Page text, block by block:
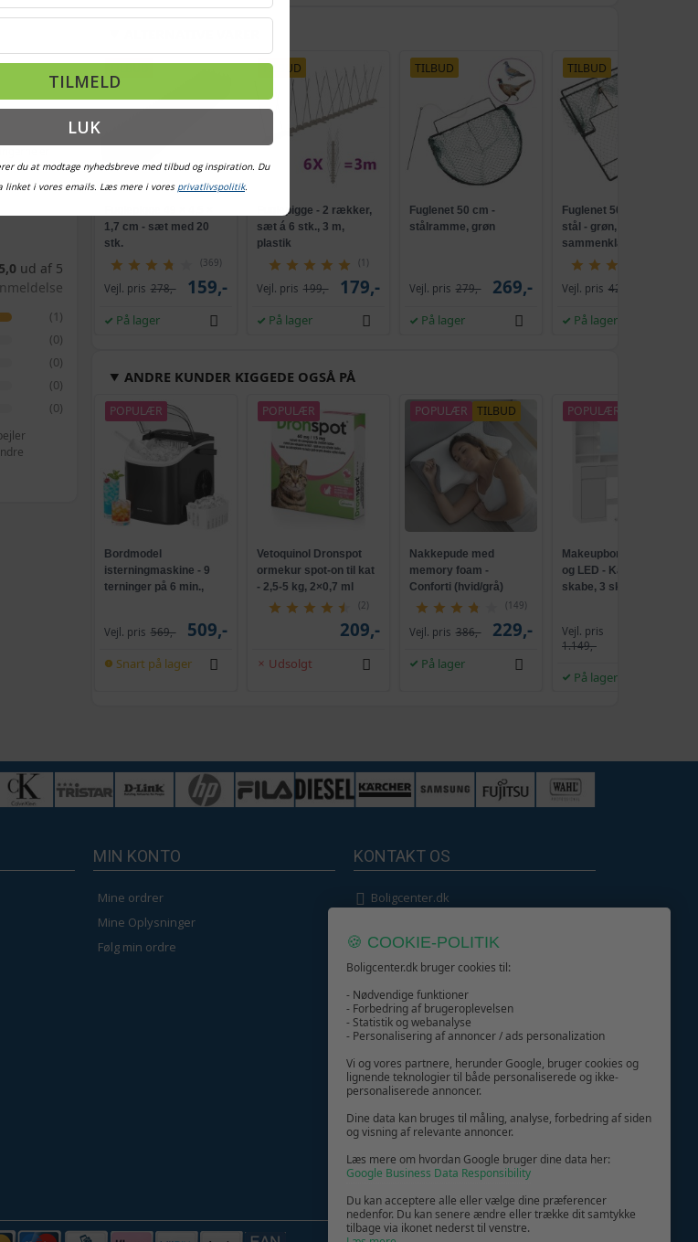
er
5,0 ud af 5
(1)
(0)
(0)
(0)
(0)
TILBUD
1,7 cm - sæt med 20
stk.
(369)
Vejl. pris 278,- 159,-
På lager
TILBUD
Fuglepigge - 2 rækker,
sæt á 6 stk., 3 m,
plastik
(1)
Vejl. pris 199,- 179,-
På lager
TILBUD
Fuglenet 50 cm -
stålramme, grøn
Vejl. pris 279,- 269,-
På lager
TILBUD
Fuglenet 50 × 40 cm i
stål - grøn,
sammenklappelig
fuglefælde
Vejl. pris 420,-
På lager
ANDRE KUNDER KIGGEDE OGSÅ PÅ
POPULÆR
Bordmodel
isterningmaskine - 9
terninger på 6 min.,
Vejl. pris 569,- 509,-
Snart på lager
POPULÆR
Vetoquinol Dronspot
ormekur spot-on til kat
- 2,5-5 kg, 2×0,7 ml
(2)
209,-
Udsolgt
POPULÆR TILBUD
Nakkepude med
memory foam -
Conforti (hvid/grå)
(149)
Vejl. pris 386,- 229,-
På lager
POPULÆR
Makeupbord med spejl
og LED - Kailyn, 2
skabe, 3 skuffer, 5
uden værktøj - cloud
hvid
Vejl. pris
1.149,-
På lager
MIN KONTO
Mine ordrer
Mine Oplysninger
Følg min ordre
KONTAKT OS
Boligcenter.dk
GIV GLÆDE MED ET GAVEKORT!
🍪 COOKIE-POLITIK
Boligcenter.dk bruger cookies til:
- Nødvendige funktioner
- Forbedring af brugeroplevelsen
- Statistik og webanalyse
- Personalisering af annoncer / ads personalization
Vi og vores partnere, herunder Google, bruger cookies og
lignende teknologier til både personaliserede og ikke-
personaliserede annoncer.
Dine data kan bruges til måling, analyse, forbedring af siden
og visning af relevante annoncer.
Læs mere om hvordan Google bruger dine data her:
Google Business Data Responsibility
Du kan acceptere alle eller vælge dine præferencer
nedenfor. Du kan senere ændre eller trække dit samtykke
tilbage via ikonet nederst til venstre.
TILMELD
LUK
du at modtage nyhedsbreve med tilbud og inspiration. Du
linket i vores emails. Læs mere i vores privatlivspolitik.